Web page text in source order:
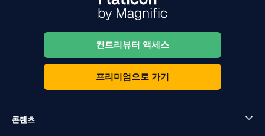
컨트리뷰터 액세스
프리미엄으로 가기
콘텐츠